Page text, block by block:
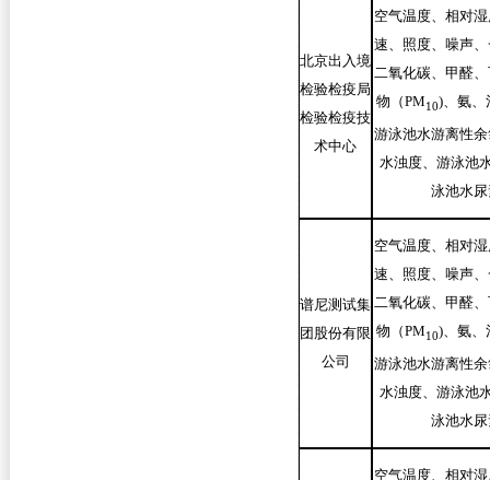
北京出入境
检验检疫局
检验检疫技
术中心
空气温度、相对
速、照度、噪声
二氧化碳、甲醛
物（PM10)、氨、
游泳池水游离性
水浊度、游泳池
泳池水尿
谱尼测试集
团股份有限
公司
空气温度、相对
速、照度、噪声
二氧化碳、甲醛
物（PM10)、氨、
游泳池水游离性
水浊度、游泳池
泳池水尿
空气温度、相对